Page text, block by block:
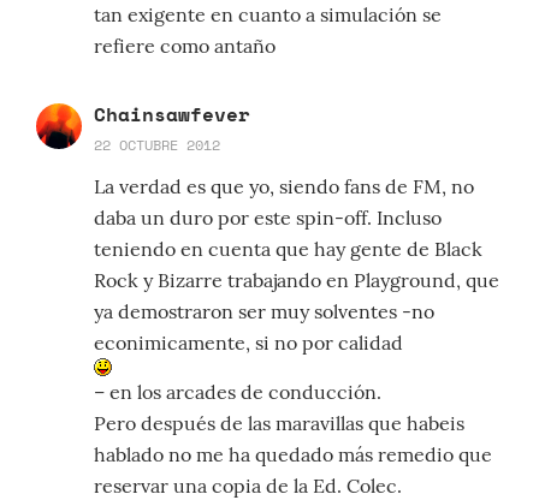
tan exigente en cuanto a simulación se
refiere como antaño
Chainsawfever
22 OCTUBRE 2012
La verdad es que yo, siendo fans de FM, no
daba un duro por este spin-off. Incluso
teniendo en cuenta que hay gente de Black
Rock y Bizarre trabajando en Playground, que
ya demostraron ser muy solventes -no
econimicamente, si no por calidad
– en los arcades de conducción.
Pero después de las maravillas que habeis
hablado no me ha quedado más remedio que
reservar una copia de la Ed. Colec.